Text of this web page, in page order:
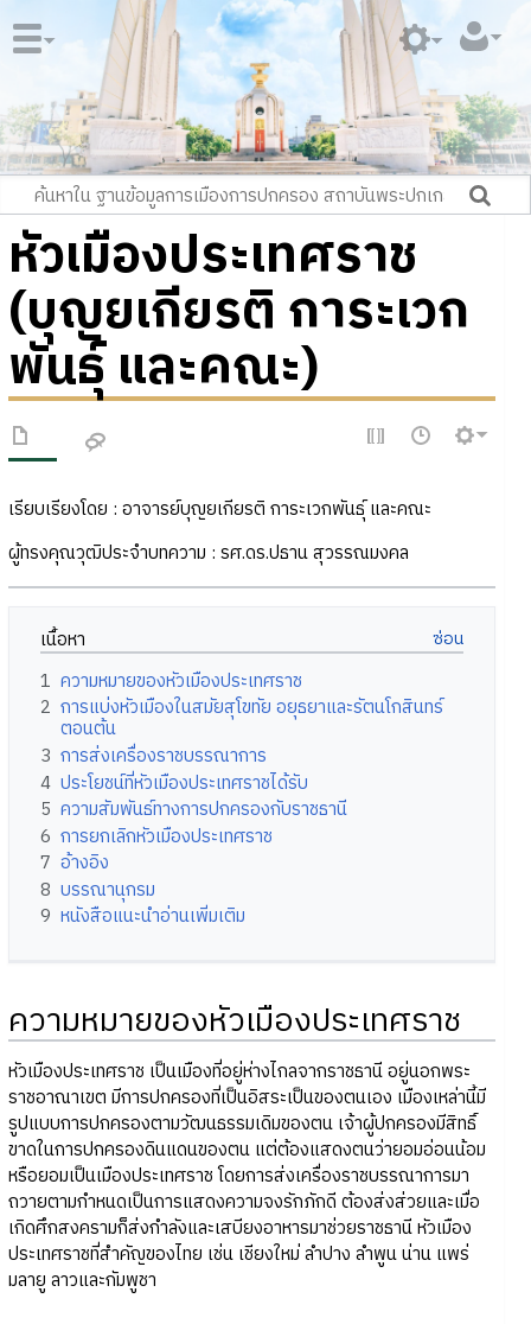
หัวเมืองประเทศราช
(บุญยเกียรติ การะเวก
พันธุ์ และคณะ)
เรียบเรียงโดย : อาจารย์บุญยเกียรติ การะเวกพันธุ์ และคณะ
ผู้ทรงคุณวุฒิประจำบทความ : รศ.ดร.ปธาน สุวรรณมงคล
เนื้อหา
1 ความหมายของหัวเมืองประเทศราช
2 การแบ่งหัวเมืองในสมัยสุโขทัย อยุธยาและรัตนโกสินทร์
ตอนต้น
3 การส่งเครื่องราชบรรณาการ
4 ประโยชน์ที่หัวเมืองประเทศราชได้รับ
5 ความสัมพันธ์ทางการปกครองกับราชธานี
6 การยกเลิกหัวเมืองประเทศราช
7 อ้างอิง
8 บรรณานุกรม
9 หนังสือแนะนำอ่านเพิ่มเติม
ความหมายของหัวเมืองประเทศราช
หัวเมืองประเทศราช เป็นเมืองที่อยู่ห่างไกลจากราชธานี อยู่นอกพระ
ราชอาณาเขต มีการปกครองที่เป็นอิสระเป็นของตนเอง เมืองเหล่านี้มี
รูปแบบการปกครองตามวัฒนธรรมเดิมของตน เจ้าผู้ปกครองมีสิทธิ์
ขาดในการปกครองดินแดนของตน แต่ต้องแสดงตนว่ายอมอ่อนน้อม
หรือยอมเป็นเมืองประเทศราช โดยการส่งเครื่องราชบรรณาการมา
ถวายตามกำหนดเป็นการแสดงความจงรักภักดี ต้องส่งส่วยและเมื่อ
เกิดศึกสงครามก็ส่งกำลังและเสบียงอาหารมาช่วยราชธานี หัวเมือง
ประเทศราชที่สำคัญของไทย เช่น เชียงใหม่ ลำปาง ลำพูน น่าน แพร่
มลายู ลาวและกัมพูชา